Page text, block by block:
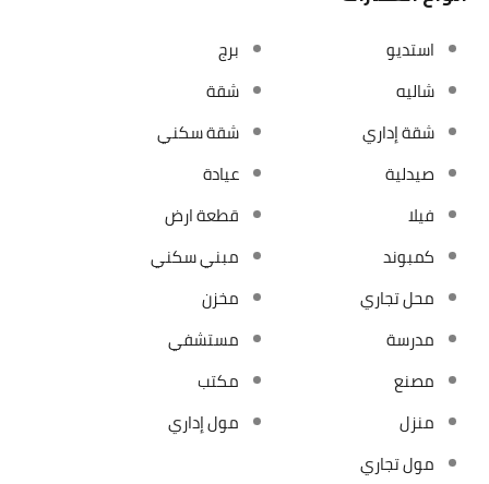
استديو
برج
شاليه
شقة
شقة إداري
شقة سكني
صيدلية
عيادة
فيلا
قطعة ارض
كمبوند
مبني سكني
محل تجاري
مخزن
مدرسة
مستشفي
مصنع
مكتب
منزل
مول إداري
مول تجاري